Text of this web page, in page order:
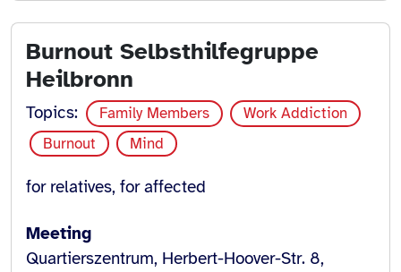
Burnout Selbsthilfegruppe
Heilbronn
Topics: Family Members
Work Addiction
Burnout
Mind
for relatives, for affected
Meeting
Quartierszentrum, Herbert-Hoover-Str. 8,